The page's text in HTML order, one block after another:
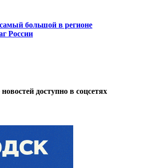
большой в регионе
России
доступно в соцсетях